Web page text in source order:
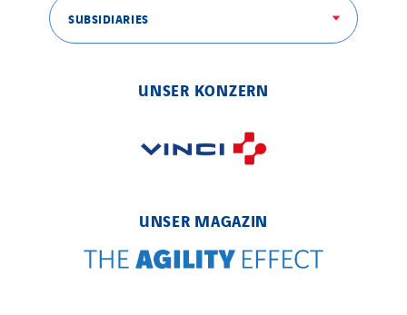
SUBSIDIARIES
UNSER KONZERN
UNSER MAGAZIN